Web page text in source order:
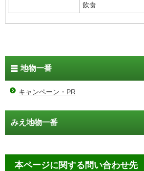
飲食
地物一番
キャンペーン・PR
みえ地物一番
本ページに関する問い合わせ先